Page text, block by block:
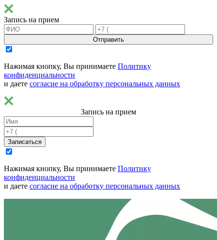
Запись на прием
Отправить
Нажимая кнопку, Вы принимаете Политику
конфиденциальности
и даете согласие на обработку персональных данных
Запись на прием
Записаться
Нажимая кнопку, Вы принимаете Политику
конфиденциальности
и даете согласие на обработку персональных данных